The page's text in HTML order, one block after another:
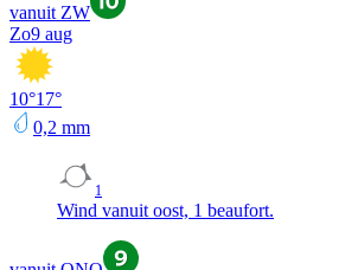
vanuit ZW
Zo9 aug
10°17°
0,2 mm
1
Wind vanuit oost, 1 beaufort.